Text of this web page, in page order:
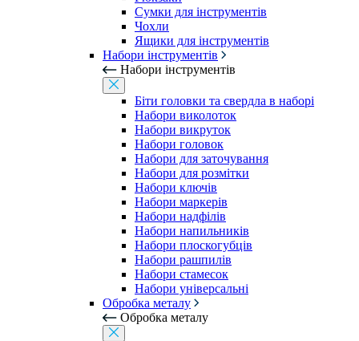
Сумки для інструментів
Чохли
Ящики для інструментів
Набори інструментів
Набори інструментів
Біти головки та свердла в наборі
Набори виколоток
Набори викруток
Набори головок
Набори для заточування
Набори для розмітки
Набори ключів
Набори маркерів
Набори надфілів
Набори напильників
Набори плоскогубців
Набори рашпилів
Набори стамесок
Набори універсальні
Обробка металу
Обробка металу